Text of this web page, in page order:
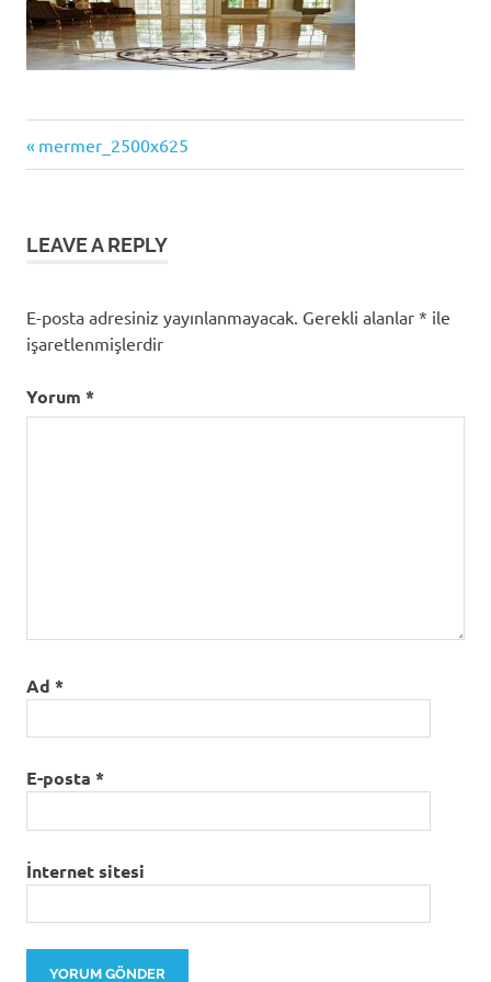
işini
itina
ile
Yazı
Previous
Post:
mermer_2500x625
LEAVE A REPLY
E-posta adresiniz yayınlanmayacak. Gerekli alanlar * ile
işaretlenmişlerdir
Yorum *
Ad *
E-posta *
İnternet sitesi